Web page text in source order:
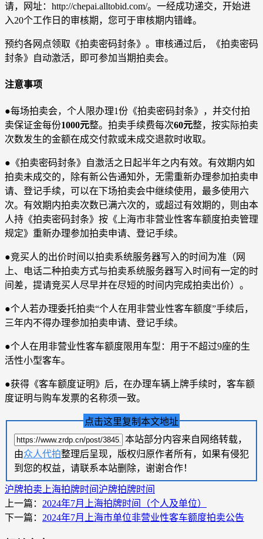
请，网址：http://chepai.alltobid.com/。一经成功递交，开始进
入20个工作日的审核期，您可于审核期内错峰。
预约各网点领取《拍卖密码封条》。审核通过后，《拍卖密码
封条》自动激活，即可参加当期拍卖会。
注意事项
●每场拍卖会，个人限办理1份《拍卖密码封条》，并交付拍
卖保证金每份1000元整。拍卖手续费每次60元整，按实际拍卖
次数发生的金额在成交付款或未成交退款时收取。
●《拍卖密码封条》自激活之日起半年之内有效。有效期内如
拍卖未成交的，除有新公告通知外，无需重新办理参加拍卖申
请、登记手续，可以在下场拍卖会中继续使用，最多使用六
次。有效期内拍卖次数已满六次的，或超过有效期的，则由本
人持《拍卖密码封条》按《上海市非营业性客车额度拍卖管理
规定》重新办理参加拍卖申请、登记手续。
●竞买人的出价时间以拍卖系统服务器写入的时间为准（网
上、电话二种拍卖方式与拍卖系统服务器写入时间有一定的时
间差，提请竞买人尽早并在尽短的时间内完成拍卖出价）。
●个人若办理委托拍卖“个人在用非营业性客车额度”手续后，
三年内不得办理参加拍卖申请、登记手续。
●个人在用非营业性客车额度限用车型：用于不超过9座的生
活性小型客车。
●获得《客车额度证明》后，在办理车辆上牌手续时，客车额
度证明与购车发票的名称须一致。
点击这里复制本文地址
本站部分内容来自网络转载，
由众人代拍整理后呈现，版权归原作者所有，如果有侵犯
到您的权益，请联系本站删除，谢谢合作！
沪牌拍卖 上海拍牌时间沪牌拍牌时间
上一篇： 2024年7月上海拍牌时间（个人及单位）
下一篇： 2024年7月上海市单位非营业性客车额度拍卖公告